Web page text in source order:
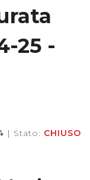
25 -
| Stato: CHIUSO